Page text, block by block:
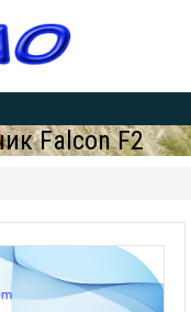
Falcon F2